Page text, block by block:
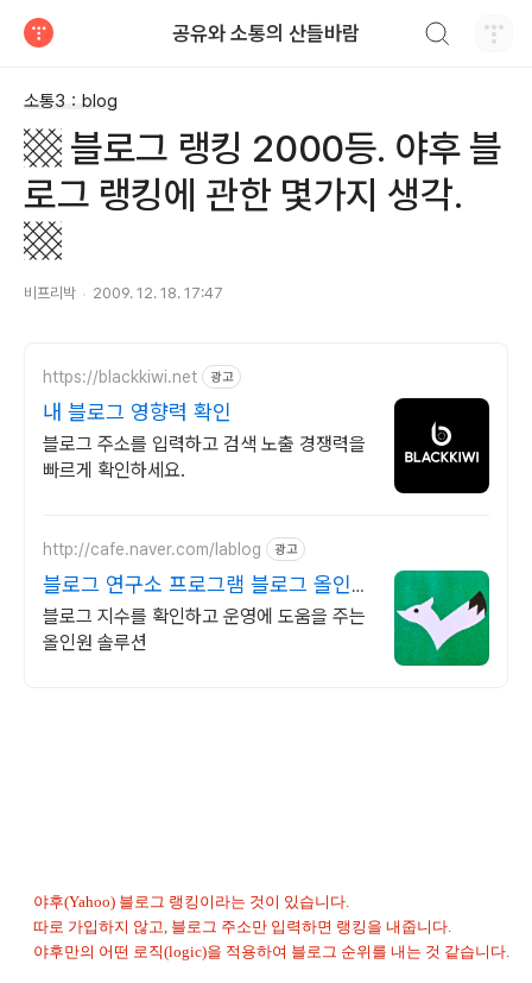
공유와 소통의 산들바람
소통3：blog
▩ 블로그 랭킹 2000등. 야후 블
로그 랭킹에 관한 몇가지 생각.
▩
비프리박 2009. 12. 18. 17:47
https://blackkiwi.net 광고
내 블로그 영향력 확인
블로그 주소를 입력하고 검색 노출 경쟁력을
빠르게 확인하세요.
http://cafe.naver.com/lablog 광고
블로그 연구소 프로그램 블로그 올인원
솔루션
블로그 지수를 확인하고 운영에 도움을 주는
올인원 솔루션
야후(Yahoo) 블로그 랭킹이라는 것이 있습니다.
따로 가입하지 않고, 블로그 주소만 입력하면 랭킹을 내줍니다.
야후만의 어떤 로직(logic)을 적용하여 블로그 순위를 내는 것 같습니다.